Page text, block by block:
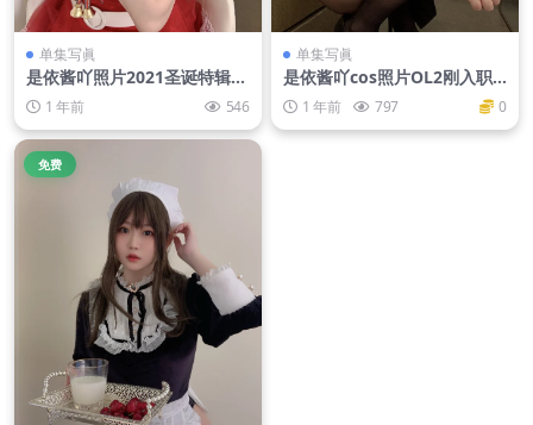
单集写眞
是依酱吖照片2021圣诞特辑-
圣诞老人
1 年前 546
单集写眞
是依酱吖cos照片OL2刚入职
的新人
1 年前 797 0
免费